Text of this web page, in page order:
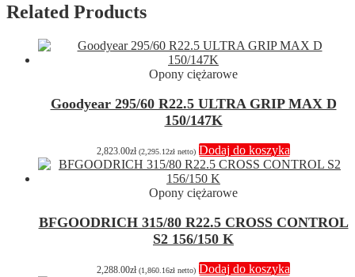
Related Products
Opony ciężarowe
Goodyear 295/60 R22.5 ULTRA GRIP MAX D
150/147K
2,823.00zł (2,295.12zł netto) Dodaj do koszyka
Opony ciężarowe
BFGOODRICH 315/80 R22.5 CROSS CONTROL
S2 156/150 K
2,288.00zł (1,860.16zł netto) Dodaj do koszyka